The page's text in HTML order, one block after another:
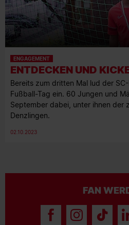
ENGAGEMENT
ENTDECKEN UND
Bereits zum dritten Mal lud der
Fußball-Tag ein. 60 Jungen und
September dabei, unter ihnen der
Denzlingen.
02.10.2023
FAN